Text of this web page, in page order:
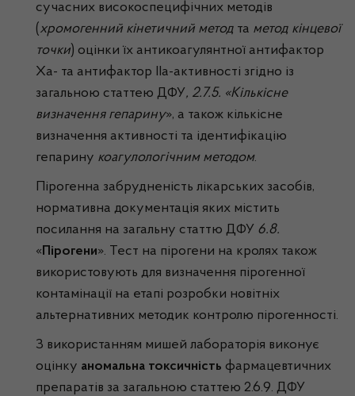
сучасних високоспецифічних методів
(хромогенний кінетичний метод та метод кінцевої
точки) оцінки їх антикоагулянтної антифактор
Xa- та антифактор IIа-активності згідно із
загальною статтею ДФУ, 2.7.5. «Кількісне
визначення гепарину», а також кількісне
визначення активності та ідентифікацію
гепарину коагулологічним методом.
Пірогенна забрудненість лікарських засобів,
нормативна документація яких містить
посилання на загальну статтю ДФУ 6.8.
«Пірогени». Тест на пірогени на кролях також
використовують для визначення пірогенної
контамінації на етапі розробки новітніх
альтернативних методик контролю пірогенності.
З використанням мишей лабораторія виконує
оцінку аномальна токсичність фармацевтичних
препаратів за загальною статтею 2.6.9. ДФУ